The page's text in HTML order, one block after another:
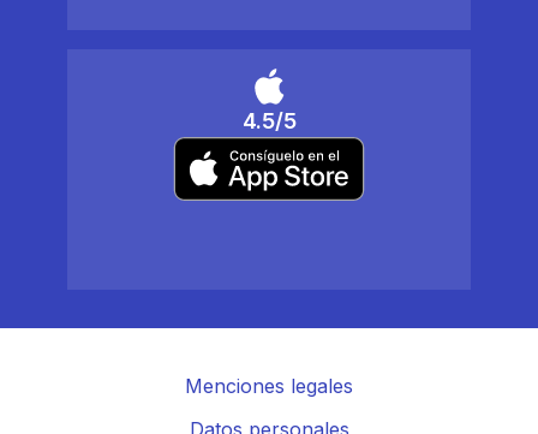
4.5/5
Menciones legales